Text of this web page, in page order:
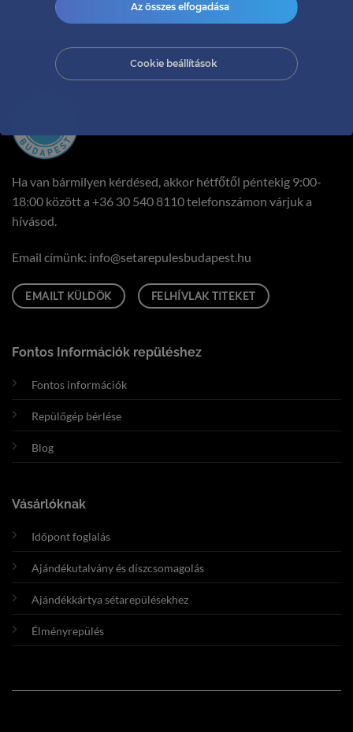
Ha van bármilyen kérdésed, akkor hétfőtől péntekig 9:00-
18:00 között a +36 30 540 8110telefonszámon várjuk a
hívásod.
Email címünk: uh.tsepadubseluperates@ofni
EMAILT KÜLDÖK FELHÍVLAK TITEKET
Fontos Információk repüléshez
Fontos információk
Repülőgép bérlése
Blog
Vásárlóknak
Időpont foglalás
Ajándékutalvány és díszcsomagolás
Ajándékkártya sétarepülésekhez
Élményrepülés
Az összes elfogadása
Cookie beállítások